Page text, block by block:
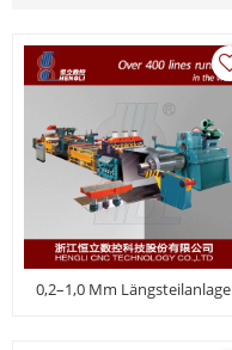
0,2–1,0 Mm Längsteilanlage